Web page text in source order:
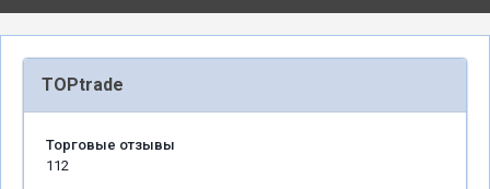
TOPtrade
Торговые отзывы
112